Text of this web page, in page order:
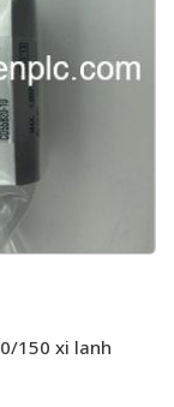
150 xi lanh